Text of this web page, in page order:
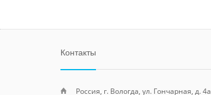
Контакты
Россия, г. Вологда, ул. Гончарная, д. 4а